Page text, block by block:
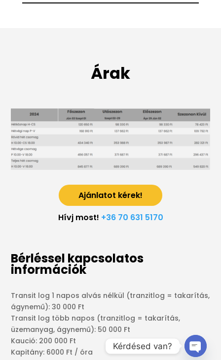
Árak
Ajánlatot kérek!
Hívj most! +36 70 631 5170
Bérléssel kapcsolatos
információk
Transit log 1 napos alvás nélkül (tranzitlog = takarítás,
ágynemű): 30 000 Ft
Transit log több napos (tranzitlog = takarítás,
üzemanyag, ágynemű): 50 000 Ft
Kaució: 200 000 Ft
Kapitány: 6000 Ft / óra
Kérdésed van?